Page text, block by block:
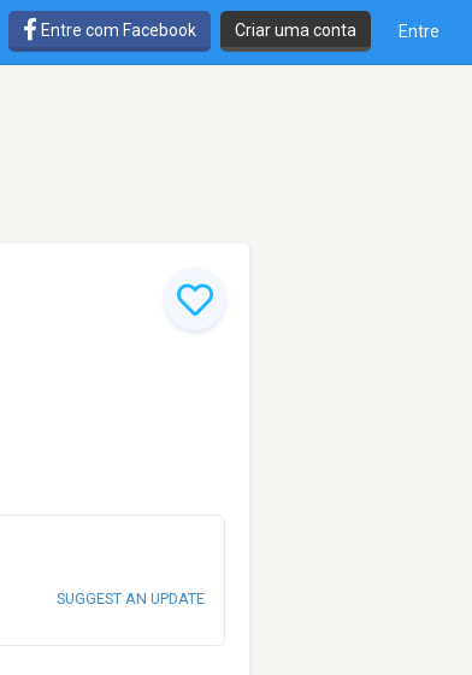
Entre com Facebook Criar uma conta Entre
SUGGEST AN UPDATE